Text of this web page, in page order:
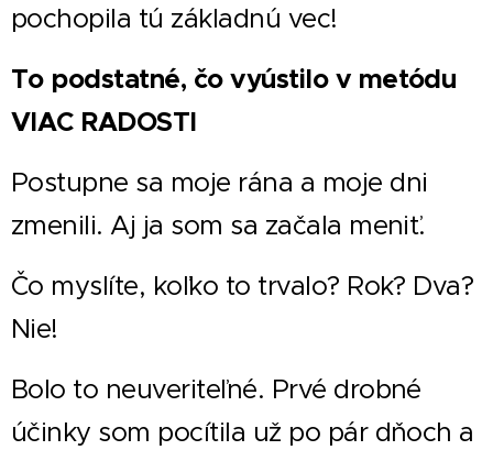
pochopila tú základnú vec!
To podstatné, čo vyústilo v metódu
VIAC RADOSTI
Postupne sa moje rána a moje dni
zmenili. Aj ja som sa začala meniť.
Čo myslíte, koľko to trvalo? Rok? Dva?
Nie!
Bolo to neuveriteľné. Prvé drobné
účinky som pocítila už po pár dňoch a